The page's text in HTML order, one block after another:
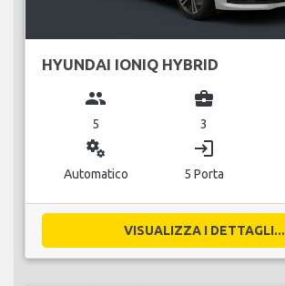
HYUNDAI IONIQ HYBRID
group
5
business_center
3
miscellaneous_services
Automatico
login
5 Porta
VISUALIZZA I DETTAGLI...